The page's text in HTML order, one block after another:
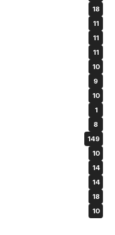
18
11
11
11
10
9
10
1
8
149
10
14
14
18
10